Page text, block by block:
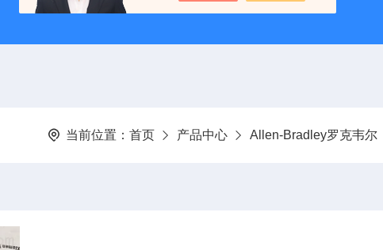
当前位置： 首页 产品中心 Allen-Bradley罗克韦尔